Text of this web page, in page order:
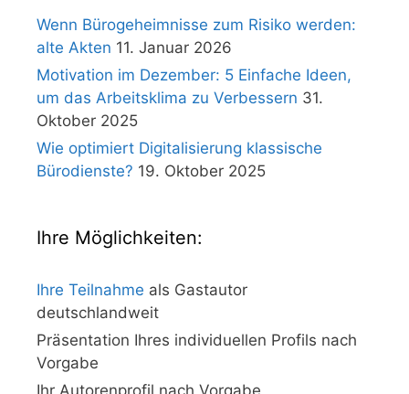
Wenn Bürogeheimnisse zum Risiko werden:
alte Akten 11. Januar 2026
Motivation im Dezember: 5 Einfache Ideen,
um das Arbeitsklima zu Verbessern 31.
Oktober 2025
Wie optimiert Digitalisierung klassische
Bürodienste? 19. Oktober 2025
Ihre Möglichkeiten:
Ihre Teilnahme als Gastautor
deutschlandweit
Präsentation Ihres individuellen Profils nach
Vorgabe
Ihr Autorenprofil nach Vorgabe